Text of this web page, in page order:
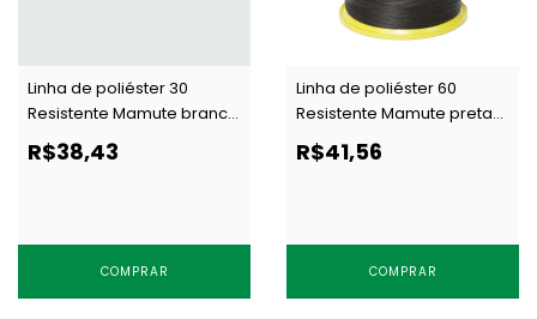
Linha de poliéster 30
Resistente Mamute branca
c/ 250 g
R$38,43
COMPRAR
Linha de poliéster 60
Resistente Mamute preta
c/ 250 g
R$41,56
COMPRAR